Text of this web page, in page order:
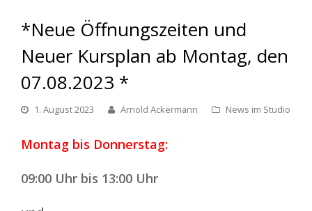
*Neue Öffnungszeiten und
Neuer Kursplan ab Montag, den
07.08.2023 *
1. August 2023 Arnold Ackermann News im Studio
Montag bis Donnerstag:
09:00 Uhr bis 13:00 Uhr